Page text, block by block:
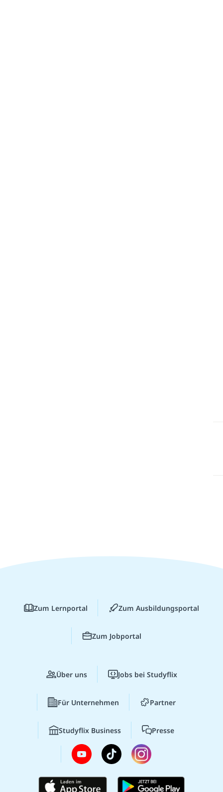
Zum Lernportal Zum Ausbildungsportal
Zum Jobportal
Über uns Jobs bei Studyflix
Für Unternehmen Partner
Studyflix Business Presse